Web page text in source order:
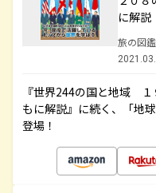
に解説
旅の図鑑
『世界244の国と地域
もに解説』に続く、「地
登場！